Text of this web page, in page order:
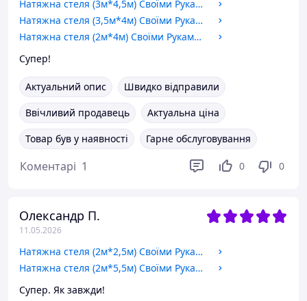
Натяжна стеля (3м*4,5м) Своїми Руками БІЛА МАТОВА. Натяжна стеля Зроби Сам комплект №41
Натяжна стеля (3,5м*4м) Своїми Руками БІЛА МАТОВА. Натяжна стеля Зроби Сам комплект №46
Натяжна стеля (2м*4м) Своїми Руками БІЛА МАТОВА. Натяжна стеля Зроби Сам комплект №25
Супер!
Актуальний опис
Швидко відправили
Ввічливий продавець
Актуальна ціна
Товар був у наявності
Гарне обслуговування
Коментарі 1 0 0
Олександр П.
11.05.2026
Натяжна стеля (2м*2,5м) Своїми Руками БІЛА МАТОВА. Натяжна стеля Зроби Сам комплект №22
Натяжна стеля (2м*5,5м) Своїми Руками БІЛА МАТОВА. Натяжна стеля Зроби Сам комплект №28
Супер. Як завжди!